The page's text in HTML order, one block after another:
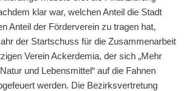
klar war, welchen Anteil die Stadt
Anteil der Förderverein zu tragen hat,
der Startschuss für die Zusammenarbeit
Verein Ackerdemia, der sich „Mehr
und Lebensmittel“ auf die Fahnen
werden. Die Bezirksvertretung